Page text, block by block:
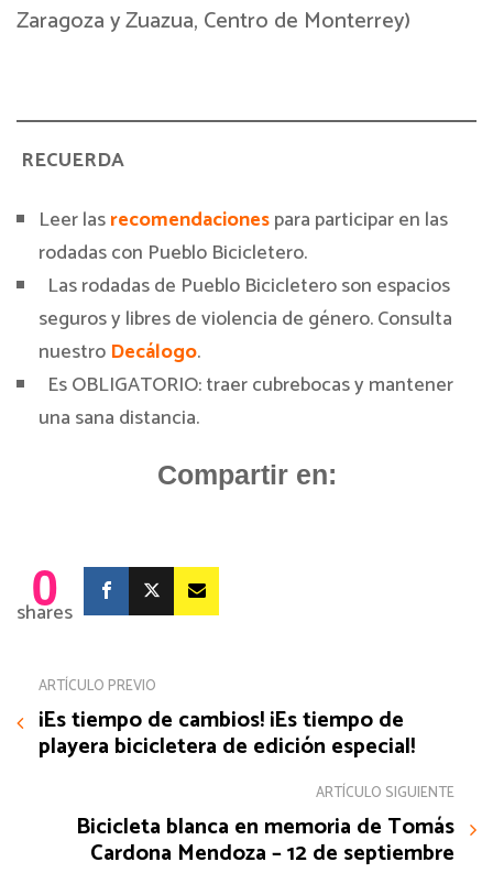
Zaragoza y Zuazua, Centro de Monterrey)
RECUERDA
Leer lasrecomendacionespara participar en las
rodadas con Pueblo Bicicletero.
Las rodadas de Pueblo Bicicletero son espacios
seguros y libres de violencia de género. Consulta
nuestro Decálogo.
Es OBLIGATORIO: traer cubrebocas y mantener
una sana distancia.
Compartir en:
0
shares
ARTÍCULO PREVIO
¡Es tiempo de cambios! ¡Es tiempo de
playera bicicletera de edición especial!
ARTÍCULO SIGUIENTE
Bicicleta blanca en memoria de Tomás
Cardona Mendoza – 12 de septiembre